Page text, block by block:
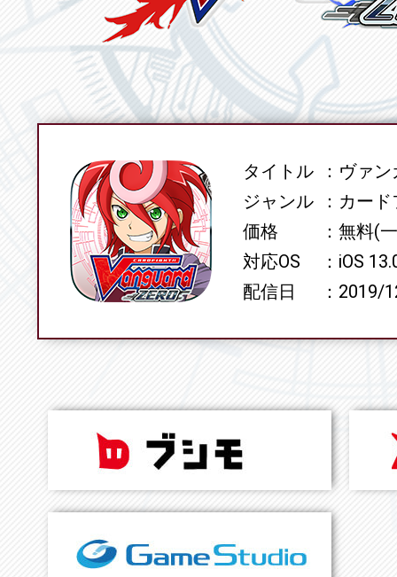
SPECタイトル
ヴァン
ジャンル
カード
価格
無料(
対応OS
iOS
配信日
2019/